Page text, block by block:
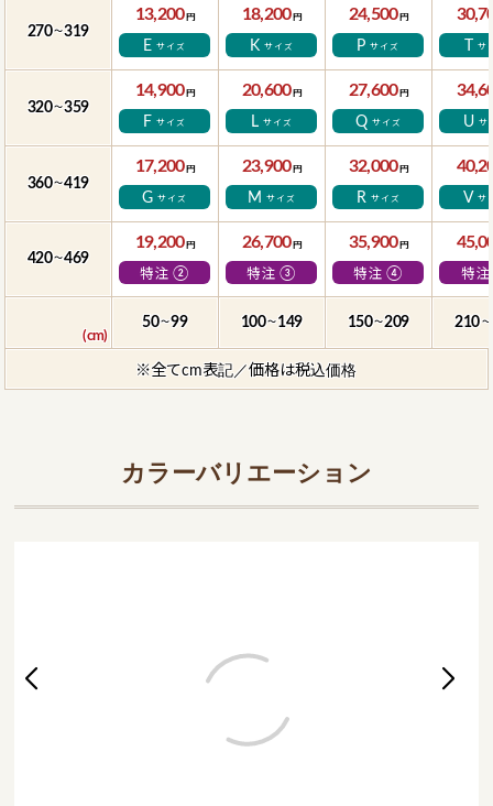
270 ～ 319
13,200 円
E サイズ
18,200 円
K サイズ
24,500 円
P サイズ サ
320 ～ 359
14,900 円
F サイズ
20,600 円
L サイズ
27,600 円
Q サイズ U サ
360 ～ 419
17,200 円
G サイズ
23,900 円
M サイズ
32,000 円
R サイズ V サ
420 ～ 469
19,200 円
特注 ②
26,700 円
特注 ③
35,900 円
特注 ④ 特注
50 ～ 99 100 ～ 149 150 ～ 209 210 ～
※全てcm表記／価格は税込価格
カラーバリエーション